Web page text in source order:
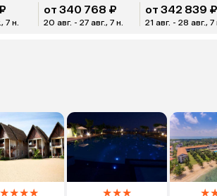
7 н.
от 340 768 ₽
20 авг. - 27 авг., 7 н.
от 342 839 ₽
21 авг. - 28 авг., 7
★★★★
★★★
★